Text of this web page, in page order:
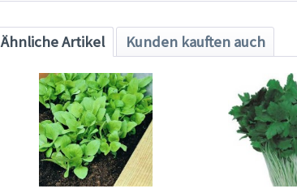
Ähnliche Artikel Kunden kauften auch